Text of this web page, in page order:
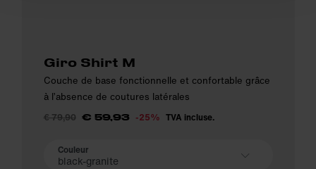
Giro Shirt M
Couche de base fonctionnelle et confortable grâce
à l’absence de coutures latérales
€ 79,90 € 59,93 -25% TVA incluse.
Couleur
black-granite